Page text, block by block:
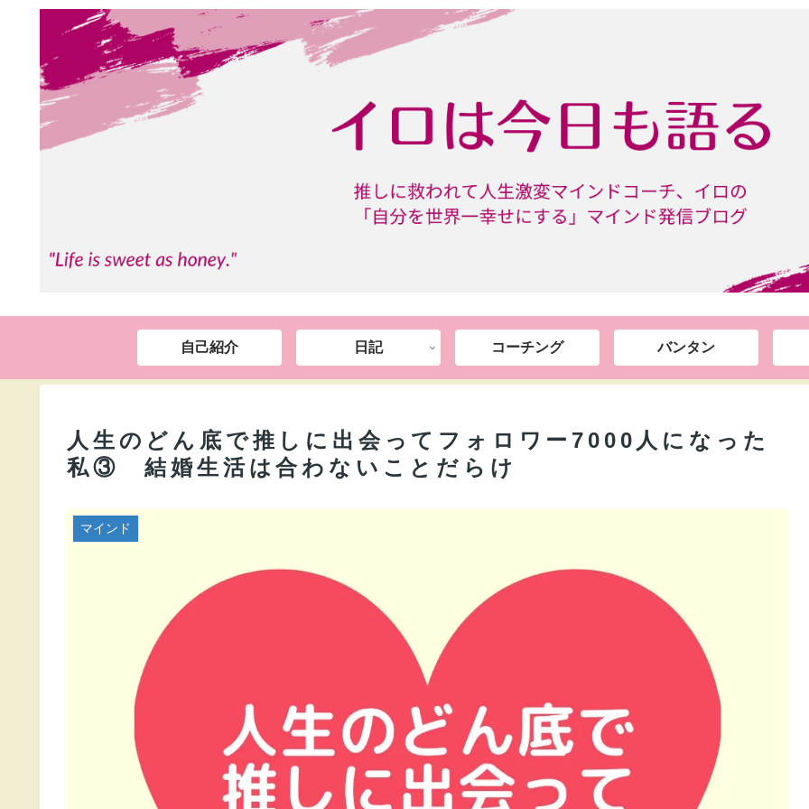
自己紹介 日記 コーチング バンタン
人生のどん底で推しに出会ってフォロワー7000人になった
私③ 結婚生活は合わないことだらけ
マインド